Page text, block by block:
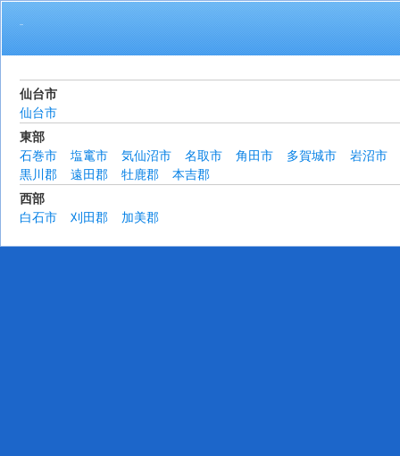
仙台市
仙台市
東部
石巻市
塩竃市 気仙沼市 名取市 角田市 多賀城市
岩沼市
黒川郡
遠田郡 牡鹿郡
本吉郡
西部
白石市
刈田郡 加美郡